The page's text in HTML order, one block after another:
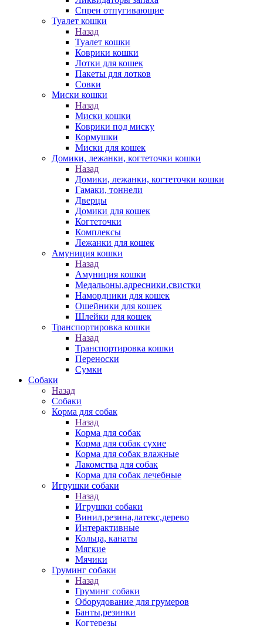
Спреи отпугивающие
Туалет кошки
Назад
Туалет кошки
Коврики кошки
Лотки для кошек
Пакеты для лотков
Совки
Миски кошки
Назад
Миски кошки
Коврики под миску
Кормушки
Миски для кошек
Домики, лежанки, когтеточки кошки
Назад
Домики, лежанки, когтеточки кошки
Гамаки, тоннели
Дверцы
Домики для кошек
Когтеточки
Комплексы
Лежанки для кошек
Амуниция кошки
Назад
Амуниция кошки
Медальоны,адресники,свистки
Намордники для кошек
Ошейники для кошек
Шлейки для кошек
Транспортировка кошки
Назад
Транспортировка кошки
Переноски
Сумки
Собаки
Назад
Собаки
Корма для собак
Назад
Корма для собак
Корма для собак сухие
Корма для собак влажные
Лакомства для собак
Корма для собак лечебные
Игрушки собаки
Назад
Игрушки собаки
Винил,резина,латекс,дерево
Интерактивные
Кольца, канаты
Мягкие
Мячики
Груминг собаки
Назад
Груминг собаки
Оборудование для грумеров
Банты,резинки
Когтерезы